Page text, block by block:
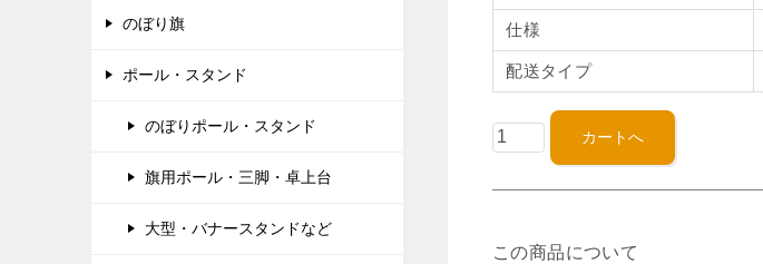
仕様
配送タイプ
この商品について
のぼり旗
ポール・スタンド
のぼりポール・スタンド
旗用ポール・三脚・卓上台
大型・バナースタンドなど